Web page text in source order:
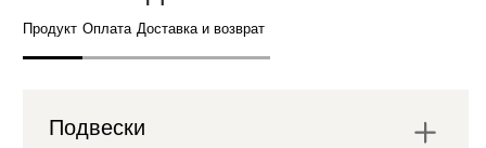
Продукт Оплата Доставка и возврат
Подвески